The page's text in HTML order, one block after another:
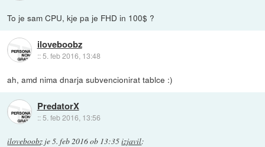
To je sam CPU, kje pa je FHD in 100$ ?
iloveboobz
::5. feb 2016, 13:48
ah, amd nima dnarja subvencionirat tablce :)
PredatorX
:: 5. feb 2016, 13:56
iloveboobz je5. feb 2016 ob 13:35izjavil: